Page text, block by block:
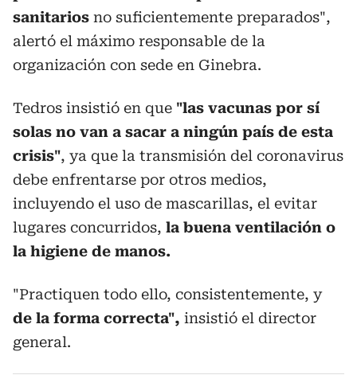
sanitarios no suficientemente preparados",
alertó el máximo responsable de la
organización con sede en Ginebra.
Tedros insistió en que "las vacunas por sí
solas no van a sacar a ningún país de esta
crisis", ya que la transmisión del coronavirus
debe enfrentarse por otros medios,
incluyendo el uso de mascarillas, el evitar
lugares concurridos, la buena ventilación o
la higiene de manos.
"Practiquen todo ello, consistentemente, y
de la forma correcta", insistió el director
general.